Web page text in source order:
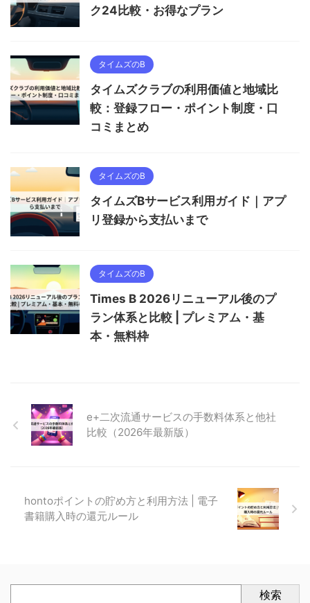
ク24比較・お得なプラン
タイムズのB
タイムズクラブの利用価値と地域比
較：登録フロー・ポイント制度・口
コミまとめ
タイムズのB
タイムズBサービス利用ガイド｜アプ
リ登録から支払いまで
タイムズのB
Times B 2026リニューアル後のプ
ラン体系と比較 | プレミアム・基
本・無料枠
e+二次流通サービスの手数料体系と他社
比較（2026年最新版）
hontoポイントの貯め方と利用方法 | 電子
書籍購入時の還元ルール
検索